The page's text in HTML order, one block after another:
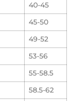
40-45
45-50
49-52
53-56
55-58.5
58.5-62